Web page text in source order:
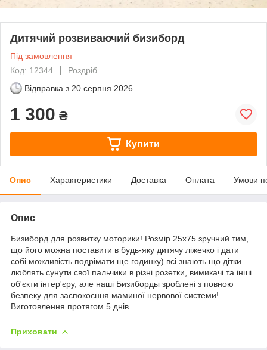
Дитячий розвиваючий бизиборд
Під замовлення
Код: 12344
Роздріб
Відправка з 20 серпня 2026
1 300 ₴
Купити
Опис Характеристики Доставка Оплата Умови
Опис
Бизиборд для розвитку моторики! Розмір 25х75 зручний тим,
що його можна поставити в будь-яку дитячу ліжечко і дати
собі можливість подрімати ще годинку) всі знають що дітки
люблять сунути свої пальчики в різні розетки, вимикачі та інші
об'єкти інтер'єру, але наші Бизиборды зроблені з повною
безпеку для заспокоєння маминої нервової системи!
Виготовлення протягом 5 днів
Приховати